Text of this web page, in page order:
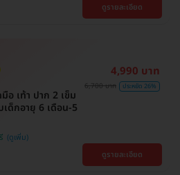
ดูรายละเอียด
อ เท้า ปาก 2 เข็ม
ด็กอายุ 6 เดือน-5
4,990 บาท
6,700 บาท ประหยัด 26%
ดูรายละเอียด